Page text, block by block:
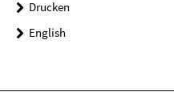
Drucken
English